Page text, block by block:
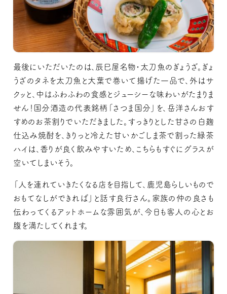
最後にいただいたのは、辰巳屋名物・太刀魚のぎょうざ。ぎょ
うざのタネを太刀魚と大葉で巻いて揚げた一品で、外はサ
クッと、中はふわふわの食感とジューシーな味わいがたまりま
せん！国分酒造の代表銘柄「さつま国分」を、岳洋さんおす
すめのお茶割りでいただきました。すっきりとした甘さの白麹
仕込み焼酎を、きりっと冷えた甘いかごしま茶で割った緑茶
ハイは、香りが良く飲みやすいため、こちらもすぐにグラスが
空いてしまいそう。
「人を連れていきたくなる店を目指して、鹿児島らしいもので
おもてなしができれば」と話す良行さん。家族の仲の良さも
伝わってくるアットホームな雰囲気が、今日も客人の心とお
腹を満たしてくれます。